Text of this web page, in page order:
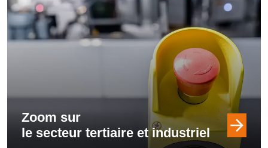
Zoom sur
le secteur tertiaire et industriel